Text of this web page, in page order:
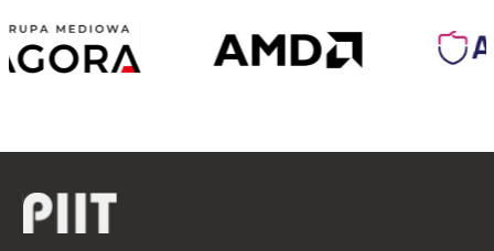
Agora
Poland